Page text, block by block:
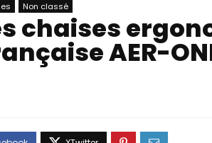
Non classé
chaises
AER-